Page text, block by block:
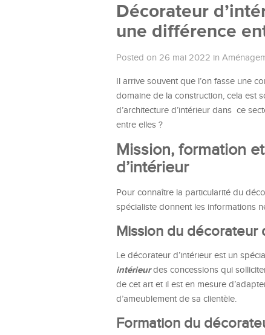
Décorateur
une différence
Posted on 26 mai 2022 in
Il arrive souvent que l’on fasse une
domaine de la construction, cela est
d’architecture d’intérieur dans ce
entre elles ?
Mission, formation
d’intérieur
Pour connaître la particularité du
spécialiste donnent les informations
Mission du décorateur
Le décorateur d’intérieur est un
intérieurdes concessions qui
de cet art et il est en mesure
d’ameublement de sa clientèle.
Formation du